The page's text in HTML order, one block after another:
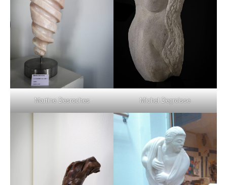
Martine Desroches Michel Degroisse